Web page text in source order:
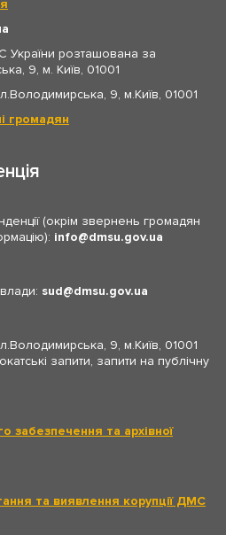
розташована за
9, м. Київ, 01001
9, м.Київ, 01001
громадян
(окрім звернень громадян
info dmsu.gov.ua
sud dmsu.gov.ua
9, м.Київ, 01001
запити, запити на публічну
забезпечення та архівної
та виявлення корупції ДМС